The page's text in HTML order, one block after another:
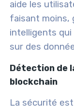
aide les
faisant moins,
intelligents
sur des
Détection de
blockchain
La sécurité